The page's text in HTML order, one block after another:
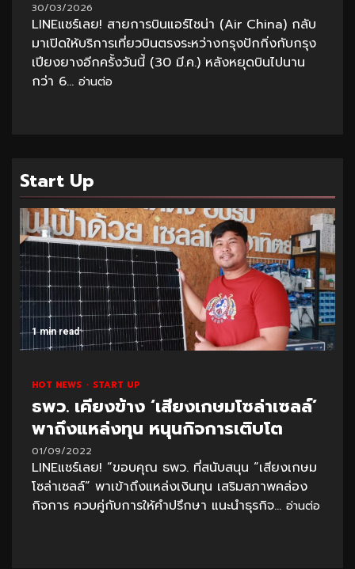
30/03/2026
LINEแชร์เลย! สายการบินแอร์ไชน่า (Air China) กลับ
มาเปิดให้บริการเที่ยวบินตรงระหว่างกรุงปักกิ่งกับกรุง
เปียงยางอีกครั้งวันนี้ (30 มี.ค.) หลังหยุดบินไปนาน
กว่า 6... อ่านต่อ
Start Up
1 min read
HOT NEWS START UP
ธพว. เคียงข้าง ‘เสียงเกษมโซล่าเซลล์’
พาถึงแหล่งทุน หนุนกิจการเติบโต
01/09/2022
LINEแชร์เลย! “ขอบคุณ ธพว. ที่สนับสนุน “เสียงเกษม
โซล่าเซลล์” พาเข้าถึงแหล่งเงินทุน เสริมสภาพคล่อง
กิจการ ควบคู่กับการให้คำปรึกษา แนะนำธุรกิจ... อ่านต่อ